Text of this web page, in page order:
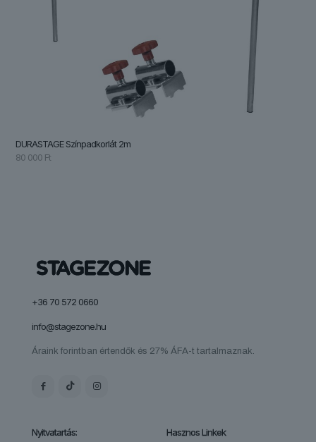
DURASTAGE Színpadkorlát 2m
80 000 Ft
+36 70 572 0660
info@stagezone.hu
Áraink forintban értendők és 27% ÁFA-t tartalmaznak.
Nyitvatartás: Hasznos Linkek